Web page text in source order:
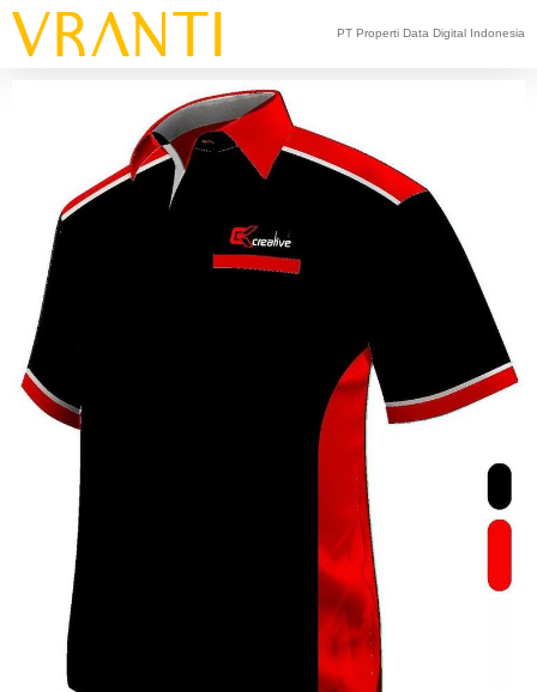
PT Properti Data Digital Indonesia